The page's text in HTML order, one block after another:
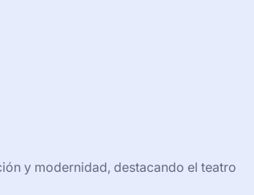
y modernidad, destacando el teatro